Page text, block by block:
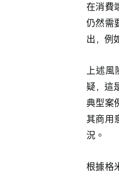
在消費
仍然需
出，例
上述風
疑，這
典型案
其商用
況。
根據格